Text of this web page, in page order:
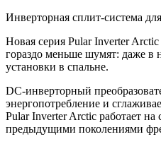
Инверторная сплит-система
Новая серия Pular Inverter
гораздо меньше шумят: даже в
установки в спальне.
DC-инверторный
энергопотребление и
Pular Inverter Arctic работает
предыдущими поколениями